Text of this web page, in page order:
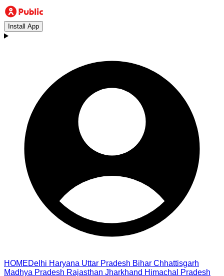
Install App
HOMEDelhi Haryana Uttar Pradesh Bihar Chhattisgarh
Madhya Pradesh Rajasthan Jharkhand Himachal Pradesh